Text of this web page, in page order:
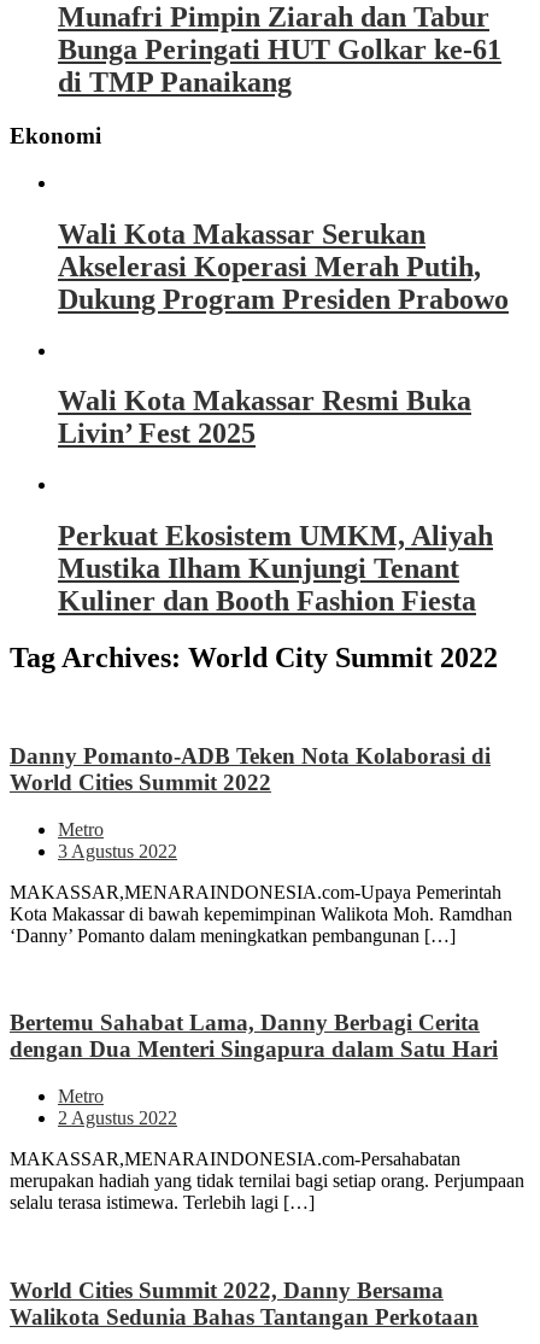
Munafri Pimpin Ziarah dan Tabur
Bunga Peringati HUT Golkar ke-61
di TMP Panaikang
Ekonomi
Wali Kota Makassar Serukan
Akselerasi Koperasi Merah Putih,
Dukung Program Presiden Prabowo
Wali Kota Makassar Resmi Buka
Livin’ Fest 2025
Perkuat Ekosistem UMKM, Aliyah
Mustika Ilham Kunjungi Tenant
Kuliner dan Booth Fashion Fiesta
Tag Archives: World City Summit 2022
Danny Pomanto-ADB Teken Nota Kolaborasi di
World Cities Summit 2022
Metro
3 Agustus 2022
MAKASSAR,MENARAINDONESIA.com-Upaya Pemerintah
Kota Makassar di bawah kepemimpinan Walikota Moh. Ramdhan
‘Danny’ Pomanto dalam meningkatkan pembangunan […]
Bertemu Sahabat Lama, Danny Berbagi Cerita
dengan Dua Menteri Singapura dalam Satu Hari
Metro
2 Agustus 2022
MAKASSAR,MENARAINDONESIA.com-Persahabatan
merupakan hadiah yang tidak ternilai bagi setiap orang. Perjumpaan
selalu terasa istimewa. Terlebih lagi […]
World Cities Summit 2022, Danny Bersama
Walikota Sedunia Bahas Tantangan Perkotaan